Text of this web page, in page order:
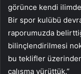
görünce kendi
Bir spor kulübü
raporumuzda
bilinçlendirilmesi
bu teklifler
çalışma yürüttük.”